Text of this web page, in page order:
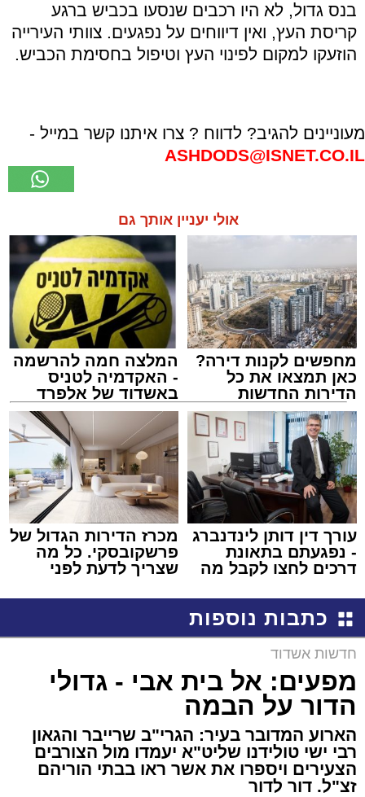
בנס גדול, לא היו רכבים שנסעו בכביש ברגע
קריסת העץ, ואין דיווחים על נפגעים. צוותי העירייה
הוזעקו למקום לפינוי העץ וטיפול בחסימת הכביש.
מעוניינים להגיב? לדווח ? צרו איתנו קשר במייל -
ASHDODS@ISNET.CO.IL
אולי יעניין אותך גם
מחפשים לקנות דירה?
כאן תמצאו את כל
הדירות החדשות
למכירה באשדוד >>>
המלצה חמה להרשמה
- האקדמיה לטניס
באשדוד של אלפרד
קריאולנסקי - לילדים
עורך דין דותן לינדנברג
- נפגעתם בתאונת
דרכים לחצו לקבל מה
מכרז הדירות הגדול של
פרשקובסקי. כל מה
שצריך לדעת לפני
באשדוד
כתבות נוספות
חדשות אשדוד
מפעים: אל בית אבי - גדולי
הדור על הבמה
הארוע המדובר בעיר: הגרי"ב שרייבר והגאון
רבי ישי טולידנו שליט"א יעמדו מול הצורבים
הצעירים ויספרו את אשר ראו בבתי הוריהם
זצ"ל. דור לדור